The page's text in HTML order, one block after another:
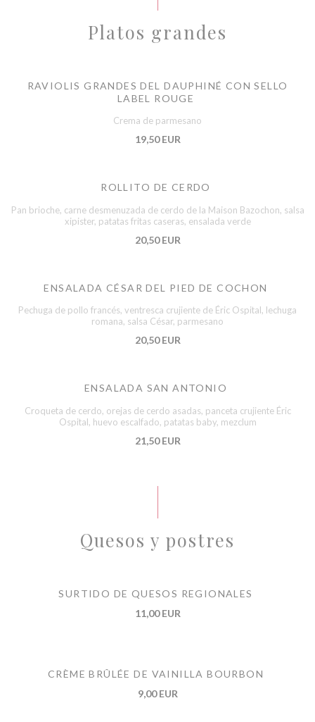
Platos grandes
RAVIOLIS GRANDES DEL DAUPHINÉ CON SELLO
LABEL ROUGE
Crema de parmesano
19,50 EUR
ROLLITO DE CERDO
Pan brioche, carne desmenuzada de cerdo de la Maison Bazochon, salsa
xipister, patatas fritas caseras, ensalada verde
20,50 EUR
ENSALADA CÉSAR DEL PIED DE COCHON
Pechuga de pollo francés, ventresca crujiente de Éric Ospital, lechuga
romana, salsa César, parmesano
20,50 EUR
ENSALADA SAN ANTONIO
Croqueta de cerdo, orejas de cerdo asadas, panceta crujiente Éric
Ospital, huevo escalfado, patatas baby, mezclum
21,50 EUR
Quesos y postres
SURTIDO DE QUESOS REGIONALES
11,00 EUR
CRÈME BRÛLÉE DE VAINILLA BOURBON
9,00 EUR